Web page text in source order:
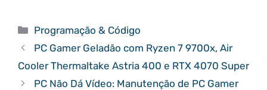
Categorias
Programação & Código
PC Gamer Geladão com Ryzen 7 9700x, Air
Cooler Thermaltake Astria 400 e RTX 4070 Super
PC Não Dá Vídeo: Manutenção de PC Gamer